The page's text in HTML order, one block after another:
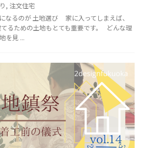
, 注文住宅
なるのが 土地選び 家に入ってしまえば、
るための土地もとても重要です。 どんな理
を見 ...